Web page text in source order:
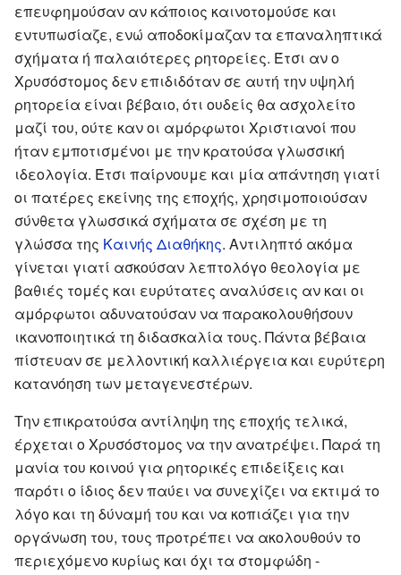
επευφημούσαν αν κάποιος καινοτομούσε και
εντυπωσίαζε, ενώ αποδοκίμαζαν τα επαναληπτικά
σχήματα ή παλαιότερες ρητορείες. Έτσι αν ο
Χρυσόστομος δεν επιδιδόταν σε αυτή την υψηλή
ρητορεία είναι βέβαιο, ότι ουδείς θα ασχολείτο
μαζί του, ούτε καν οι αμόρφωτοι Χριστιανοί που
ήταν εμποτισμένοι με την κρατούσα γλωσσική
ιδεολογία. Έτσι παίρνουμε και μία απάντηση γιατί
οι πατέρες εκείνης της εποχής, χρησιμοποιούσαν
σύνθετα γλωσσικά σχήματα σε σχέση με τη
γλώσσα της Καινής Διαθήκης. Αντιληπτό ακόμα
γίνεται γιατί ασκούσαν λεπτολόγο θεολογία με
βαθιές τομές και ευρύτατες αναλύσεις αν και οι
αμόρφωτοι αδυνατούσαν να παρακολουθήσουν
ικανοποιητικά τη διδασκαλία τους. Πάντα βέβαια
πίστευαν σε μελλοντική καλλιέργεια και ευρύτερη
κατανόηση των μεταγενεστέρων.
Την επικρατούσα αντίληψη της εποχής τελικά,
έρχεται ο Χρυσόστομος να την ανατρέψει. Παρά τη
μανία του κοινού για ρητορικές επιδείξεις και
παρότι ο ίδιος δεν παύει να συνεχίζει να εκτιμά το
λόγο και τη δύναμή του και να κοπιάζει για την
οργάνωση του, τους προτρέπει να ακολουθούν το
περιεχόμενο κυρίως και όχι τα στομφώδη -